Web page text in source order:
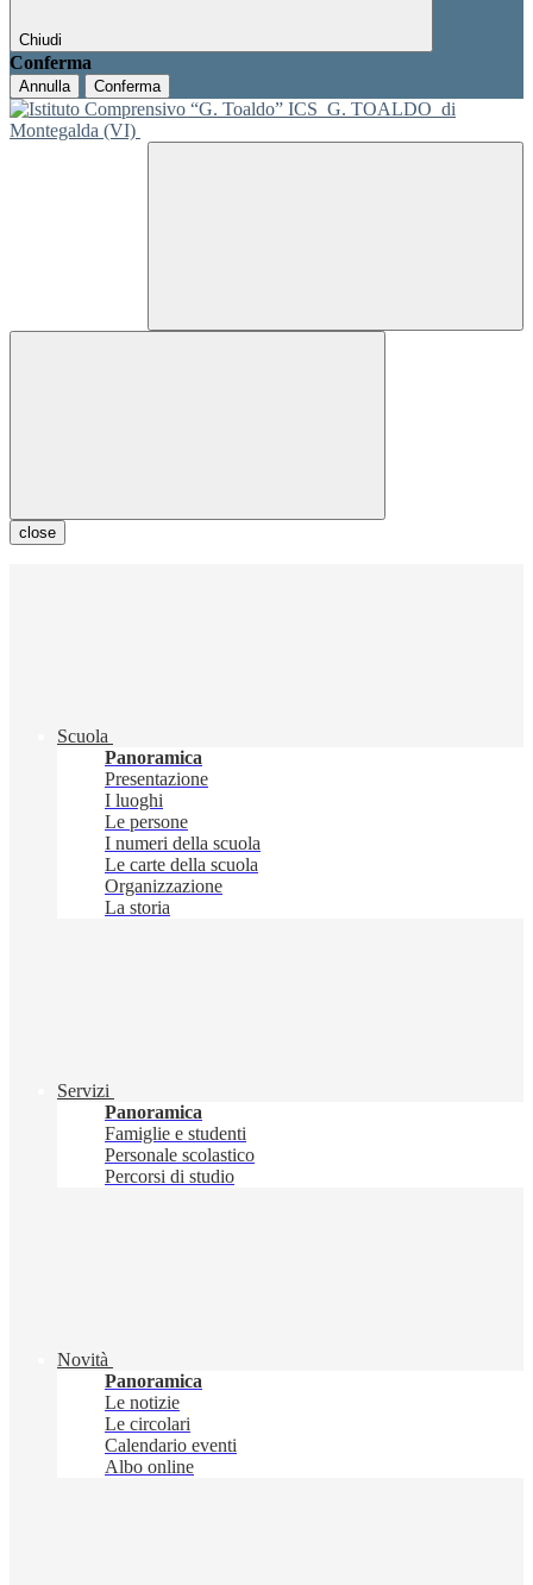
Chiudi
Conferma
Annulla Conferma
ICS G. TOALDO di
Montegalda (VI)
close
Scuola
Panoramica
Presentazione
I luoghi
Le persone
I numeri della scuola
Le carte della scuola
Organizzazione
La storia
Servizi
Panoramica
Famiglie e studenti
Personale scolastico
Percorsi di studio
Novità
Panoramica
Le notizie
Le circolari
Calendario eventi
Albo online